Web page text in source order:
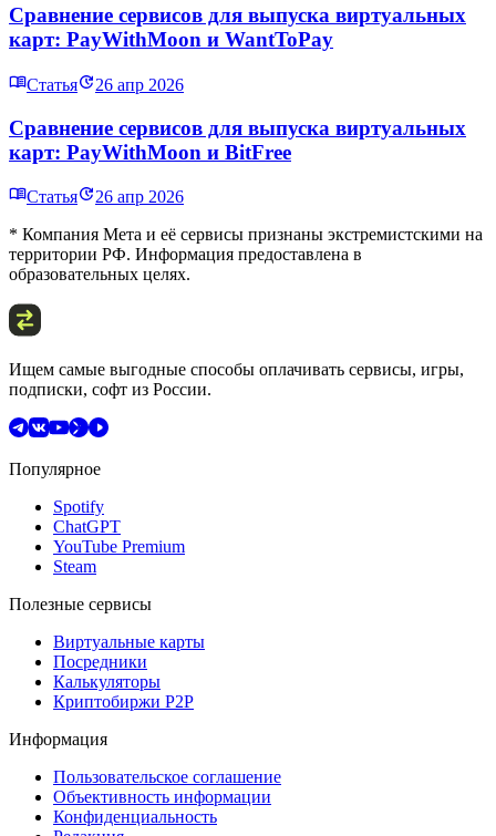
Сравнение сервисов для выпуска виртуальных
карт: PayWithMoon и WantToPay
Статья 26 апр 2026
Сравнение сервисов для выпуска виртуальных
карт: PayWithMoon и BitFree
Статья
26 апр 2026
* Компания Мета и её сервисы признаны экстремистскими на
территории РФ. Информация предоставлена в
образовательных целях.
Ищем самые выгодные способы оплачивать сервисы, игры,
подписки, софт из России.
Популярное
Spotify
ChatGPT
YouTube Premium
Steam
Полезные сервисы
Виртуальные карты
Посредники
Калькуляторы
Криптобиржи P2P
Информация
Пользовательское соглашение
Объективность информации
Конфиденциальность